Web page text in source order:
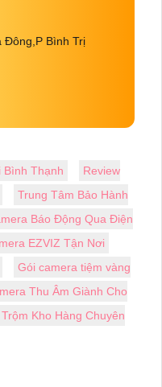
Đông,P Bình Trị
Bình Thạnh
Review
Trung Tâm Bảo Hành
Báo Động Qua Điện
EZVIZ Tận Nơi
Gói camera tiệm vàng
Thu Âm Giành Cho
Kho Hàng Chuyên